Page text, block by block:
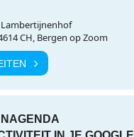
CH, Bergen op Zoom